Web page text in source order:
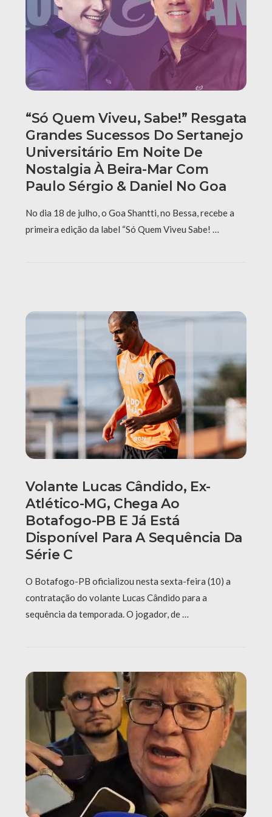
“Só Quem Viveu, Sabe!” Resgata
Grandes Sucessos Do Sertanejo
Universitário Em Noite De
Nostalgia À Beira-Mar Com
Paulo Sérgio & Daniel No Goa
No dia 18 de julho, o Goa Shantti, no Bessa, recebe a
primeira edição da label “Só Quem Viveu Sabe! …
Volante Lucas Cândido, Ex-
Atlético-MG, Chega Ao
Botafogo-PB E Já Está
Disponível Para A Sequência Da
Série C
O Botafogo-PB oficializou nesta sexta-feira (10) a
contratação do volante Lucas Cândido para a
sequência da temporada. O jogador, de …